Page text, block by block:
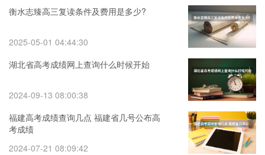
衡水志臻高三复读条件及费用是多少?
2025-05-01 04:44:30
湖北省高考成绩网上查询什么时候开始
2024-09-13 08:00:38
福建高考成绩查询几点 福建省几号公布高
考成绩
2024-07-21 08:09:42